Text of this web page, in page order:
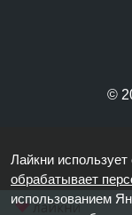
©
Лайкни
обрабатывает
использованием